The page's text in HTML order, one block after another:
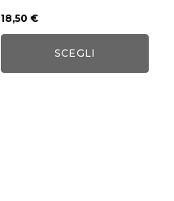
18,50 €
SCEGLI
pagina
del
prodotto